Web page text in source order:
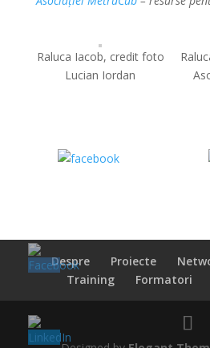
Raluca Iacob, credit foto
Lucian Iordan
Share on
Despre Proiecte
Training
Formatori